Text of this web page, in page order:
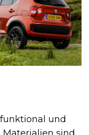
und
sind